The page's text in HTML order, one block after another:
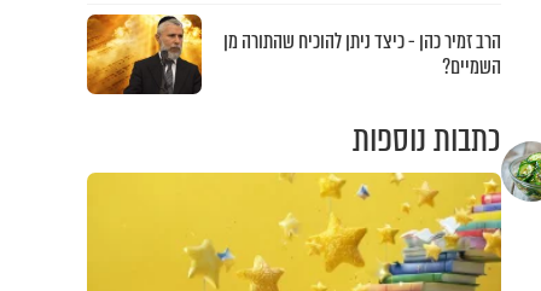
הרב זמיר כהן - כיצד ניתן להוכיח שהתורה מן
השמיים?
כתבות נוספות